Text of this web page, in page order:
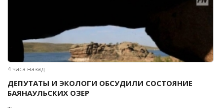
4 часа назад
ДЕПУТАТЫ И ЭКОЛОГИ ОБСУДИЛИ СОСТОЯНИЕ
БАЯНАУЛЬСКИХ ОЗЕР
...